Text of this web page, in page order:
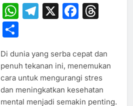
WhatsApp
Telegram
X
Share
Di dunia yang serba cepat dan
penuh tekanan ini, menemukan
cara untuk mengurangi stres
dan meningkatkan kesehatan
mental menjadi semakin penting.